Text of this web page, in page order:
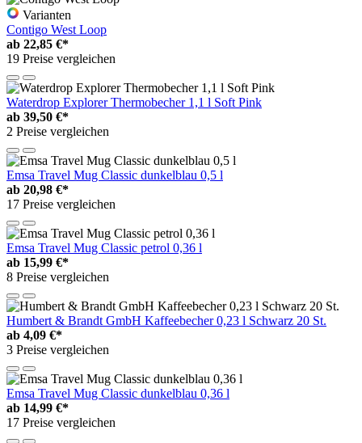
Varianten
Contigo West Loop
ab 22,85 €*
19 Preise vergleichen
Waterdrop Explorer Thermobecher 1,1 l Soft Pink
ab 39,50 €*
2 Preise vergleichen
Emsa Travel Mug Classic dunkelblau 0,5 l
ab 20,98 €*
17 Preise vergleichen
Emsa Travel Mug Classic petrol 0,36 l
ab 15,99 €*
8 Preise vergleichen
Humbert & Brandt GmbH Kaffeebecher 0,23 l Schwarz 20 St.
ab 4,09 €*
3 Preise vergleichen
Emsa Travel Mug Classic dunkelblau 0,36 l
ab 14,99 €*
17 Preise vergleichen